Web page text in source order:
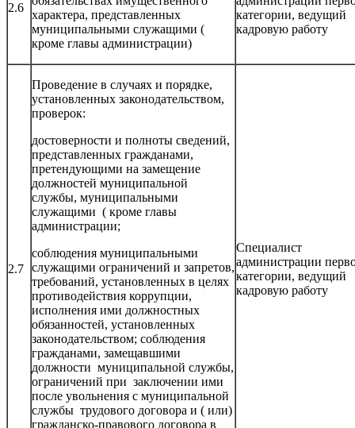
2.6
характера, представленных
муниципальными служащими (
кроме главы администрации)
категории, ведущий
кадровую работу
2.7
Проведение в случаях и порядке,
установленных законодательством,
проверок:
достоверности и полноты сведений,
представленных гражданами,
претендующими на замещение
должностей муниципальной
службы, муниципальными
служащими ( кроме главы
администрации;
соблюдения муниципальными
служащими ограничений и запретов,
требований, установленных в целях
противодействия коррупции,
исполнения ими должностных
обязанностей, установленных
законодательством; соблюдения
гражданами, замещавшими
должности муниципальной службы,
ограничений при заключении ими
после увольнения с муниципальной
службы трудового договора и ( или)
гражданско-правового договора в
Специалист
администрации
категории, ведущий
кадровую работу